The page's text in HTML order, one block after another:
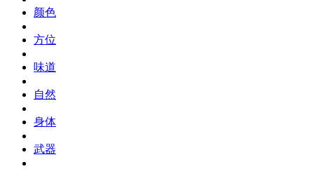
颜色
方位
味道
自然
身体
武器